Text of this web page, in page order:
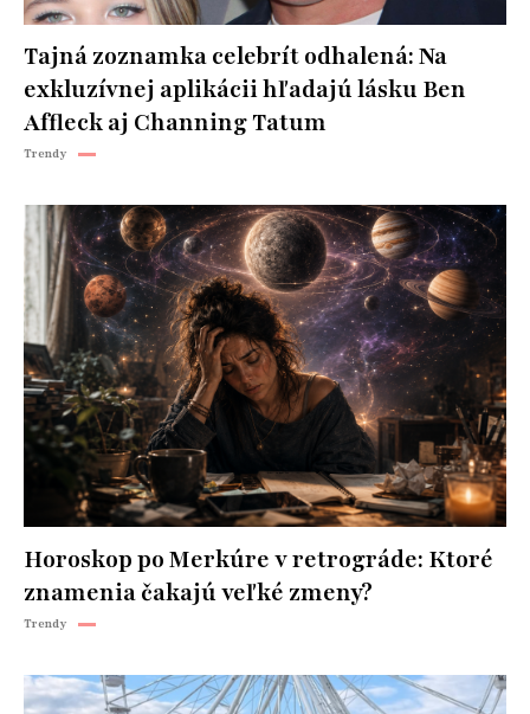
Tajná zoznamka celebrít odhalená: Na
exkluzívnej aplikácii hľadajú lásku Ben
Affleck aj Channing Tatum
Trendy
Horoskop po Merkúre v retrográde: Ktoré
znamenia čakajú veľké zmeny?
Trendy